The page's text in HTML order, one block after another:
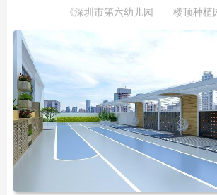
《深圳市第六幼儿园——楼顶种植